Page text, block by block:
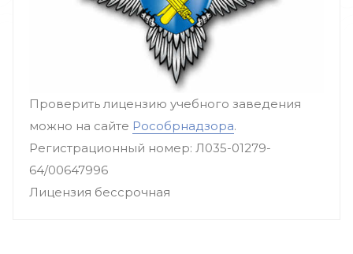
Проверить лицензию учебного заведения
можно на сайте Рособрнадзора.
Регистрационный номер: Л035-01279-
64/00647996
Лицензия бессрочная